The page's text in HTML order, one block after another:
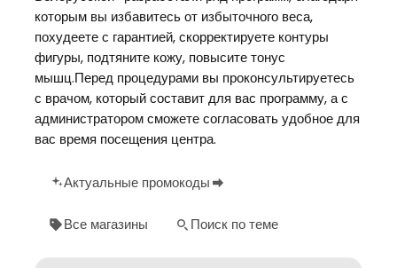
которым вы избавитесь от избыточного веса,
похудеете с гарантией, скорректируете контуры
фигуры, подтяните кожу, повысите тонус
мышц.Перед процедурами вы проконсультируетесь
с врачом, который составит для вас программу, а с
администратором сможете согласовать удобное для
вас время посещения центра.
Актуальные промокоды
Все магазины Поиск по теме